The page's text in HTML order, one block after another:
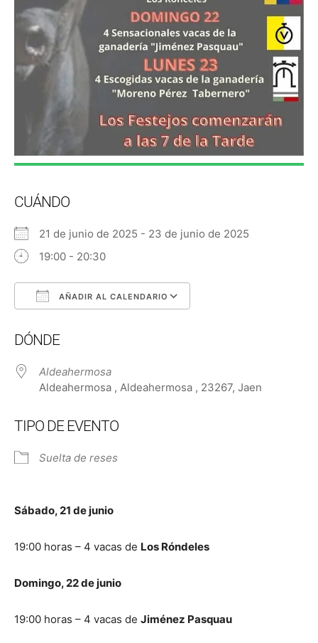
CUÁNDO
21 de junio de 2025 - 23 de junio de 2025
19:00 - 20:30
AÑADIR AL CALENDARIO
DÓNDE
Aldeahermosa
Aldeahermosa , Aldeahermosa , 23267, Jaen
TIPO DE EVENTO
Suelta de reses
Sábado, 21 de junio
19:00 horas – 4 vacas de Los Róndeles
Domingo, 22 de junio
19:00 horas – 4 vacas de Jiménez Pasquau